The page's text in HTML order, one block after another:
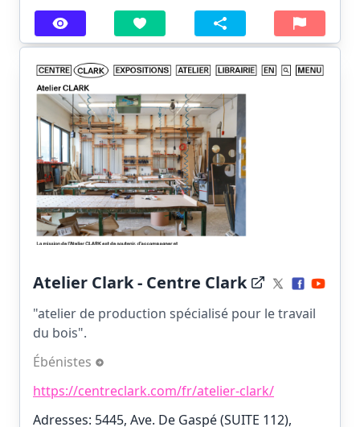
Atelier Clark - Centre Clark
"atelier de production spécialisé pour le travail
du bois".
Ébénistes
https://centreclark.com/fr/atelier-clark/
Adresses: 5445, Ave. De Gaspé (SUITE 112),